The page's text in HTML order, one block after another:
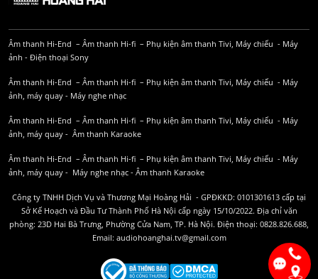
Âm thanh Hi-End – Âm thanh Hi-fi – Phụ kiện âm thanh Tivi, Máy chiếu - Máy
ảnh - Điện thoại Sony
Âm thanh Hi-End – Âm thanh Hi-fi – Phụ kiện âm thanh Tivi, Máy chiếu - Máy
ảnh, máy quay - Máy nghe nhạc
Âm thanh Hi-End – Âm thanh Hi-fi – Phụ kiện âm thanh Tivi, Máy chiếu - Máy
ảnh, máy quay - Âm thanh Karaoke
Âm thanh Hi-End – Âm thanh Hi-fi – Phụ kiện âm thanh Tivi, Máy chiếu - Máy
ảnh, máy quay - Máy nghe nhạc - Âm thanh Karaoke
Công ty TNHH Dịch Vụ và Thương Mại Hoàng Hải - GPĐKKD: 0101301613 cấp tại
Sở Kế Hoạch và Đầu Tư Thành Phố Hà Nội cấp ngày 15/10/2022. Địa chỉ văn
phòng: 23D Hai Bà Trưng, Phường Cửa Nam, TP. Hà Nội. Điện thoại: 0828.826.688,
Email: audiohoanghai.tv@gmail.com